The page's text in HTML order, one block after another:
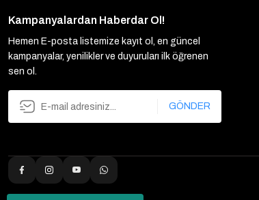
Kampanyalardan Haberdar Ol!
Hemen E-posta listemize kayıt ol, en güncel
kampanyalar, yenilikler ve duyuruları ilk öğrenen
sen ol.
GÖNDER